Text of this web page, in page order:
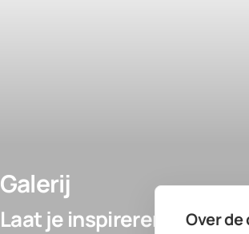
Over
Galerij
Laat je inspireren